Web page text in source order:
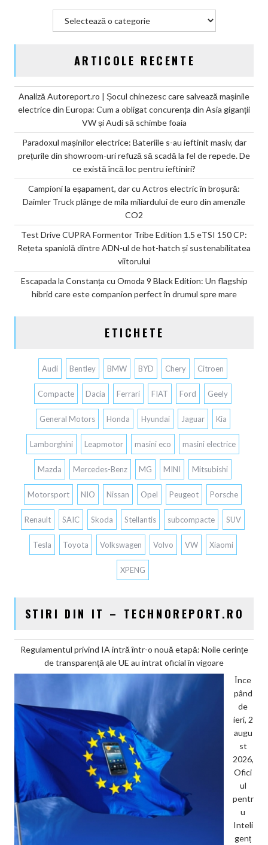
ARTICOLE RECENTE
Analiză Autoreport.ro | Șocul chinezesc care salvează mașinile
electrice din Europa: Cum a obligat concurența din Asia giganții
VW și Audi să schimbe foaia
Paradoxul mașinilor electrice: Bateriile s-au ieftinit masiv, dar
prețurile din showroom-uri refuză să scadă la fel de repede. De
ce există încă loc pentru ieftiniri?
Campioni la eșapament, dar cu Actros electric în broșură:
Daimler Truck plânge de mila miliardului de euro din amenzile
CO2
Test Drive CUPRA Formentor Tribe Edition 1.5 eTSI 150 CP:
Rețeta spaniolă dintre ADN-ul de hot-hatch și sustenabilitatea
viitorului
Escapada la Constanța cu Omoda 9 Black Edition: Un flagship
hibrid care este companion perfect în drumul spre mare
ETICHETE
Audi Bentley BMW BYD Chery Citroen
Compacte Dacia Ferrari FIAT Ford Geely
General Motors Honda Hyundai Jaguar Kia
Lamborghini Leapmotor masini eco masini electrice
Mazda Mercedes-Benz MG MINI Mitsubishi
Motorsport NIO Nissan Opel Peugeot Porsche
Renault SAIC Skoda Stellantis subcompacte SUV
Tesla Toyota Volkswagen Volvo VW Xiaomi
XPENG
STIRI DIN IT – TECHNOREPORT.RO
Regulamentul privind IA intră într-o nouă etapă: Noile cerințe
de transparență ale UE au intrat oficial în vigoare
Înce
pând
de
ieri, 2
augu
st
2026,
Ofici
ul
pentr
u
Inteli
genț